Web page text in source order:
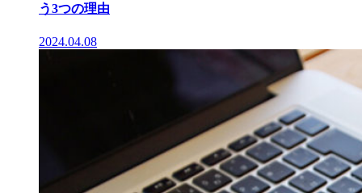
う3つの理由
2024.04.08